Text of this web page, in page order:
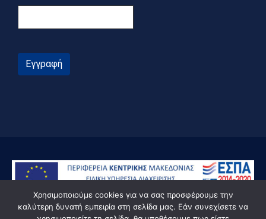
Εγγραφή
Χρησιμοποιούμε cookies για να σας προσφέρουμε την
καλύτερη δυνατή εμπειρία στη σελίδα μας. Εάν συνεχίσετε να